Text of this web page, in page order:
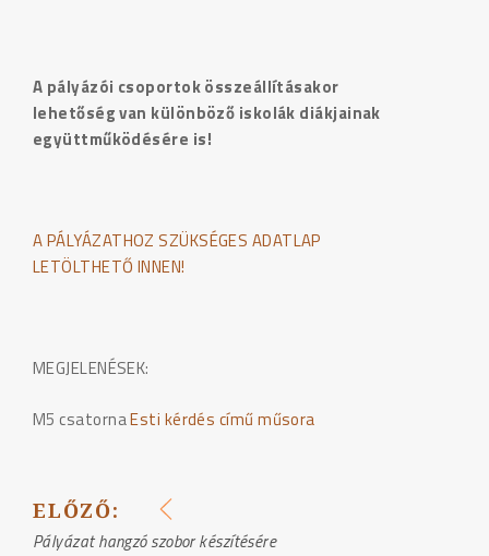
A pályázói csoportok összeállításakor
lehetőség van különböző iskolák diákjainak
együttműködésére is!
A PÁLYÁZATHOZ SZÜKSÉGES ADATLAP
LETÖLTHETŐ INNEN!
MEGJELENÉSEK:
M5 csatornaEsti kérdés című műsora
BEJEGYZÉS
ELŐZŐ:
Pályázat hangzó szobor készítésére